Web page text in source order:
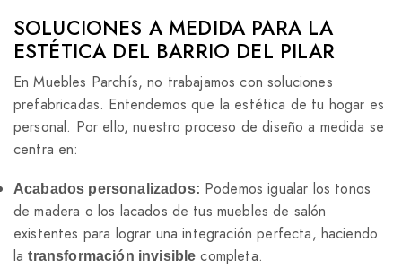
SOLUCIONES A MEDIDA PARA LA
ESTÉTICA DEL BARRIO DEL PILAR
En Muebles Parchís, no trabajamos con soluciones
prefabricadas. Entendemos que la estética de tu hogar es
personal. Por ello, nuestro proceso de diseño a medida se
centra en:
Acabados personalizados: Podemos igualar los tonos
de madera o los lacados de tus muebles de salón
existentes para lograr una integración perfecta, haciendo
latransformación invisible completa.